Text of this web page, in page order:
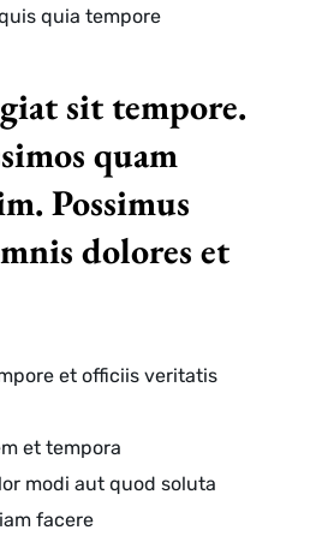
quia tempore
sit tempore.
quam
Possimus
dolores et
et officiis veritatis
et tempora
modi aut quod soluta
facere